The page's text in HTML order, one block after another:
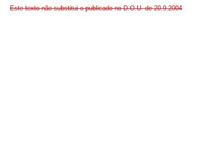
Este texto não substitui o publicado no D.O.U. de 20.9.2004